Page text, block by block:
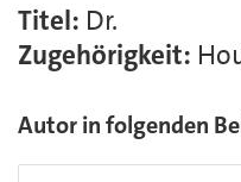
Titel: Dr.
Zugehörigkeit:
Autor in folgenden